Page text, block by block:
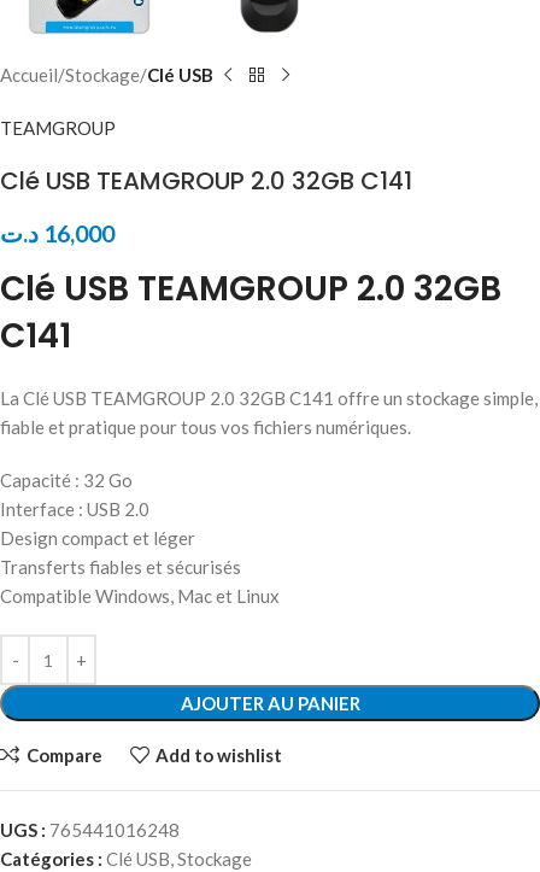
Accueil Stockage Clé USB
TEAMGROUP
Clé USB TEAMGROUP 2.0 32GB C141
16,000 د.ت
Clé USB TEAMGROUP 2.0 32GB
C141
La Clé USB TEAMGROUP 2.0 32GB C141 offre un stockage simple,
fiable et pratique pour tous vos fichiers numériques.
Capacité : 32 Go
Interface : USB 2.0
Design compact et léger
Transferts fiables et sécurisés
Compatible Windows, Mac et Linux
AJOUTER AU PANIER
Compare Add to wishlist
UGS : 765441016248
Catégories : Clé USB,Stockage